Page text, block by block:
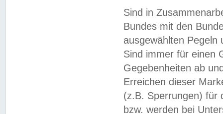
Sind in
Bundes mit den
ausgewählten
Sind immer für einen
Gegebenheiten ab
Erreichen dieser
(z.B. Sperrungen) für
bzw. werden bei